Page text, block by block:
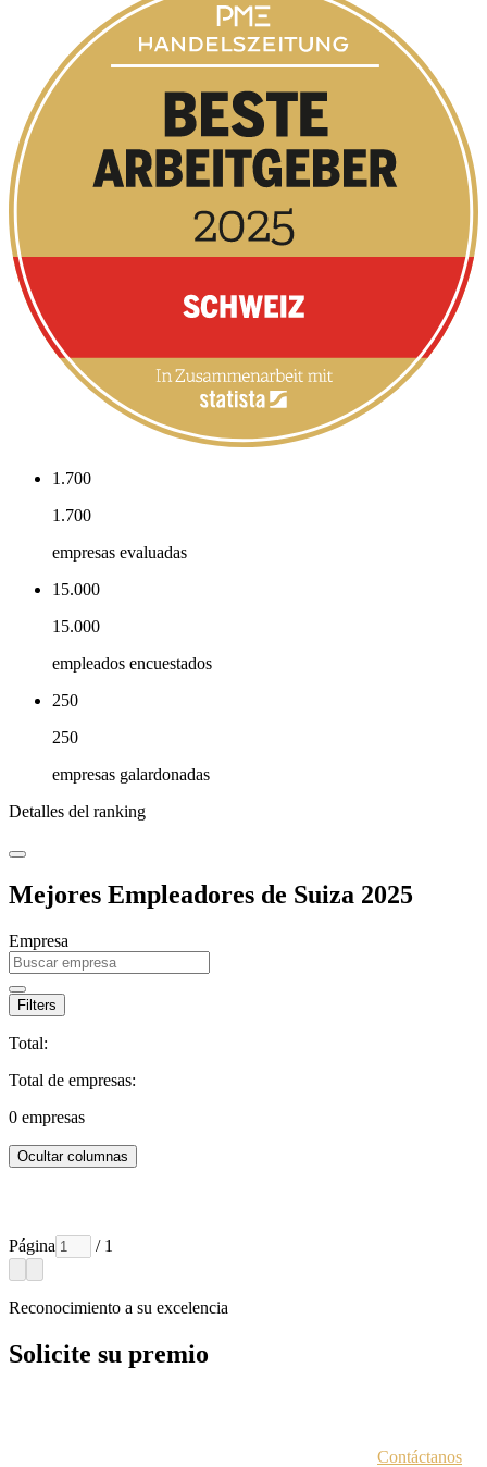
1.700
1.700
empresas evaluadas
15.000
15.000
empleados encuestados
250
250
empresas galardonadas
Detalles del ranking
Mejores Empleadores de Suiza 2025
Empresa
Filters
Total:
Total de empresas:
0 empresas
Ocultar columnas
Página / 1
Reconocimiento a su excelencia
Solicite su premio
Contáctanos